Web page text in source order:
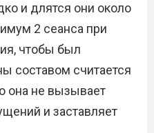
и длятся они около
2 сеанса при
чтобы был
составом считается
она не вызывает
и заставляет